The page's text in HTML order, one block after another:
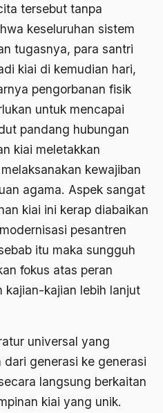
tersebut tanpa
keseluruhan sistem
tugasnya, para santri
kiai di kemudian hari,
pengorbanan fisik
untuk mencapai
pandang hubungan
kiai meletakkan
kewajiban
agama. Aspek sangat
kiai ini kerap diabaikan
pesantren
itu maka sungguh
fokus atas peran
kajian-kajian lebih lanjut
universal yang
generasi ke generasi
langsung berkaitan
kiai yang unik.